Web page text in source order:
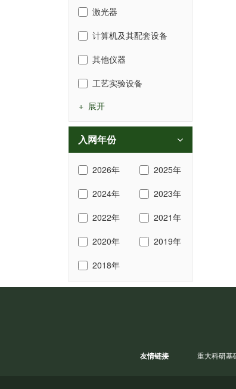
激光器
计算机及其配套设备
其他仪器
工艺实验设备
+ 展开
入网年份
2026年
2025年
2024年
2023年
2022年
2021年
2020年
2019年
2018年
友情链接 重大科研基